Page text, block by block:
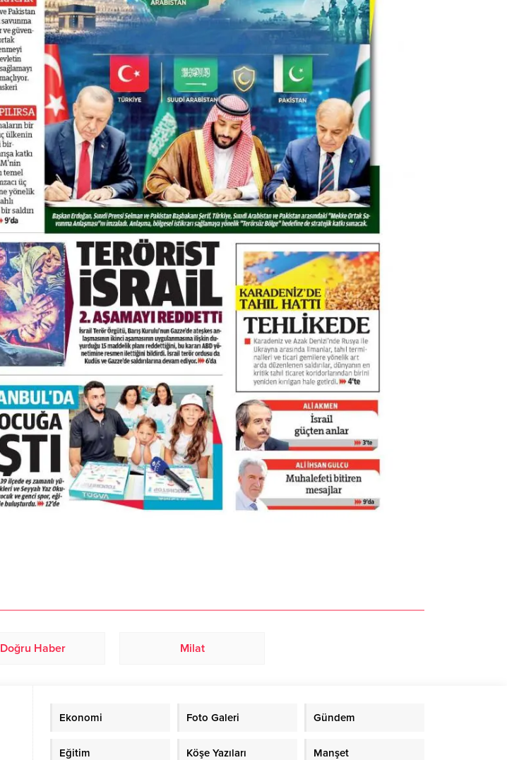
Doğru Haber Milat
Ekonomi Foto Galeri Gündem
Eğitim Köşe Yazıları Manşet